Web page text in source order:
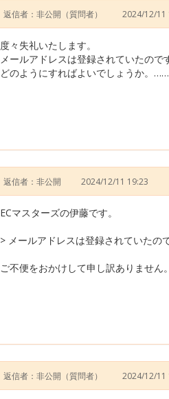
返信者：非公開 （質問者） 2024/12/11
度々失礼いたします。
メールアドレスは登録されていたので
どのようにすればよいでしょうか。
返信者：非公開 2024/12/11 19:23
ECマスターズの伊藤です。
> メールアドレスは登録されていたの
ご不便をおかけして申し訳ありませ
返信者：非公開 （質問者） 2024/12/11